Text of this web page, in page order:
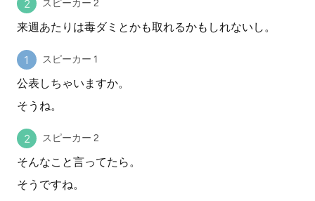
スピーカー 2
来週あたりは毒ダミとかも取れるかもしれないし。
スピーカー 1
公表しちゃいますか。
そうね。
スピーカー 2
そんなこと言ってたら。
そうですね。